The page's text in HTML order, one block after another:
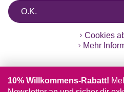
O.K.
Cookies
Mehr
10% Willkommens-Rabatt!